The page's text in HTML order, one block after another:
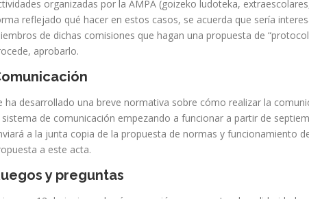
organizadas por la AMPA (goizeko ludoteka,
reflejado qué hacer en estos casos, se acuerda que sería
de dichas comisiones que hagan una propuesta de
aprobarlo.
ha desarrollado una breve normativa sobre cómo realizar la
sistema de comunicación empezando a funcionar a partir de
a la junta copia de la propuesta de normas y funcionamiento
a este acta.
y preguntas